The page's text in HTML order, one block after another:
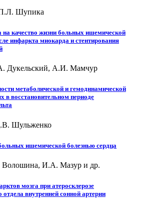
Шупика
на качество жизни больных ишемической
инфаркта миокарда и стентирования
Дукельский, А.И. Мамчур
метаболической и гемодинамической
в восстановительном периоде
Шульженко
ишемической болезнью сердца
И.А. Мазур и др.
мозга при атеросклерозе
отдела внутренней сонной артерии